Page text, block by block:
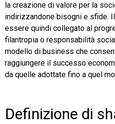
la creazione di valore per la
indirizzandone bisogni e sfide.
essere quindi collegato al
filantropia o responsabilità
modello di business che
raggiungere il successo
da quelle adottate fino a quel
Definizione di